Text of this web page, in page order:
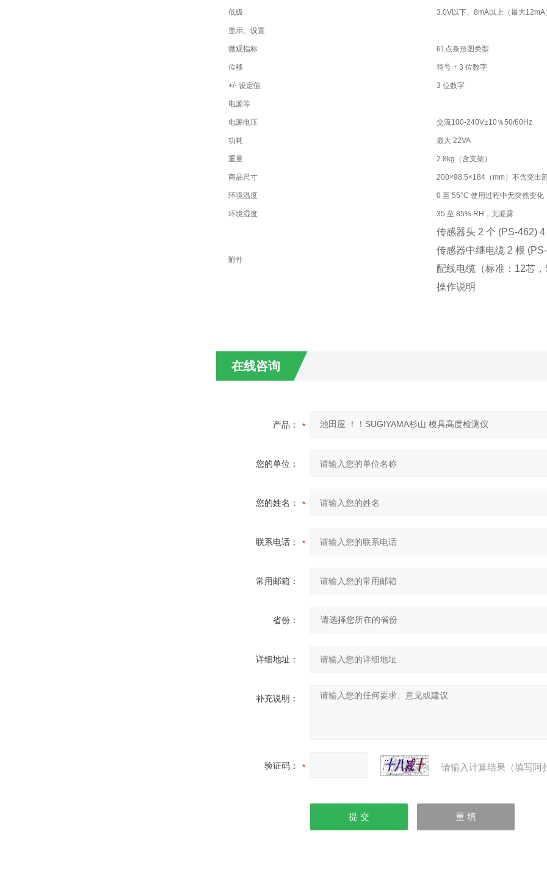
低级 3.0V以下、8mA以上（最大12mA
显示、设置
微观指标 61点条形图类型
位移 符号 + 3 位数字
+/- 设定值 3 位数字
电源等
电源电压 交流100-240V±10％50/60Hz
功耗 最大 22VA
重量 2.8kg（含支架）
商品尺寸 200×98.5×184（mm）不含突出
环境温度 0 至 55°C 使用过程中无突然变化
环境湿度 35 至 85% RH，无凝露
附件
传感器头 2 个 (PS-462)
传感器中继电缆 2 根
配线电缆（标准：12芯
操作说明
在线咨询
产品：
您的单位：
您的姓名：
联系电话：
常用邮箱：
省份：
详细地址：
补充说明：
验证码： 请输入计算结果（填写阿